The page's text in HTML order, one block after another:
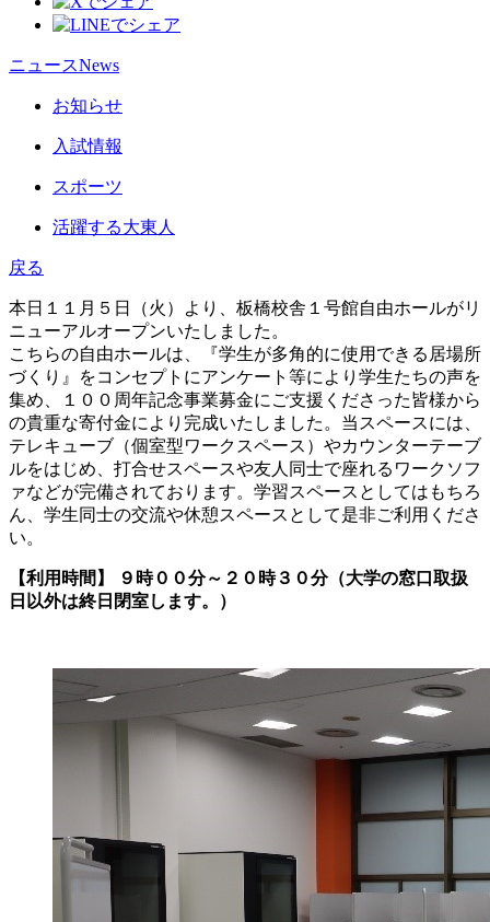
ニュースNews
お知らせ
入試情報
スポーツ
活躍する大東人
戻る
本日１１月５日（火）より、板橋校舎１号館自由ホールがリ
ニューアルオープンいたしました。
こちらの自由ホールは、『学生が多角的に使用できる居場所
づくり』をコンセプトにアンケート等により学生たちの声を
集め、１００周年記念事業募金にご支援くださった皆様から
の貴重な寄付金により完成いたしました。当スペースには、
テレキューブ（個室型ワークスペース）やカウンターテーブ
ルをはじめ、打合せスペースや友人同士で座れるワークソフ
ァなどが完備されております。学習スペースとしてはもちろ
ん、学生同士の交流や休憩スペースとして是非ご利用くださ
い。
【利用時間】 ９時００分～２０時３０分（大学の窓口取扱
日以外は終日閉室します。）